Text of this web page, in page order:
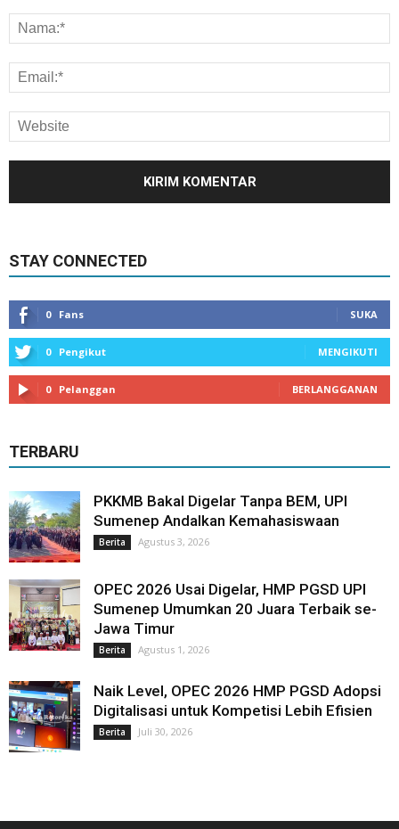
STAY CONNECTED
0 Fans SUKA
0 Pengikut MENGIKUTI
0 Pelanggan BERLANGGANAN
TERBARU
PKKMB Bakal Digelar Tanpa BEM, UPI
Sumenep Andalkan Kemahasiswaan
Berita Agustus 3, 2026
OPEC 2026 Usai Digelar, HMP PGSD UPI
Sumenep Umumkan 20 Juara Terbaik se-
Jawa Timur
Berita Agustus 1, 2026
Naik Level, OPEC 2026 HMP PGSD Adopsi
Digitalisasi untuk Kompetisi Lebih Efisien
Berita Juli 30, 2026